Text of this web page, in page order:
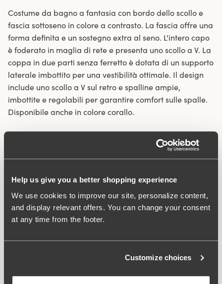
Help us give you a better shopping experience
We use cookies to improve our site, personalize content,
and display relevant offers. You can change your consent
at any time from the footer.
Customize choices
Costume da bagno a fantasia con bordo dello scollo e
fascia sottoseno in colore a contrasto. La fascia offre una
forma definita e un sostegno extra al seno. L'intero capo
è foderato in maglia di rete e presenta uno scollo a V. La
coppa in due parti senza ferretto è dotata di un supporto
laterale imbottito per una vestibilità ottimale. Il design
include uno scollo a V sul retro e spalline ampie,
imbottite e regolabili per garantire comfort sulle spalle.
Disponibile anche in colore corallo.
Fodera in maglia di rete su tutto il capo per un
Scollo a V sia davanti che sul retro.
Materiali: 75% poliammide, 17% elastan, 8% poliestere
Istruzioni di lavaggio: Lavaggio delicato 40°